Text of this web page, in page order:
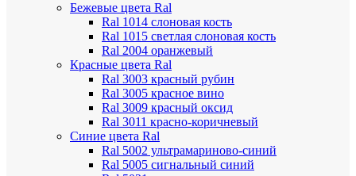
Бежевые цвета Ral
Ral 1014 слоновая кость
Ral 1015 светлая слоновая кость
Ral 2004 оранжевый
Красные цвета Ral
Ral 3003 красный рубин
Ral 3005 красное вино
Ral 3009 красный оксид
Ral 3011 красно-коричневый
Синие цвета Ral
Ral 5002 ультрамариново-синий
Ral 5005 сигнальный синий